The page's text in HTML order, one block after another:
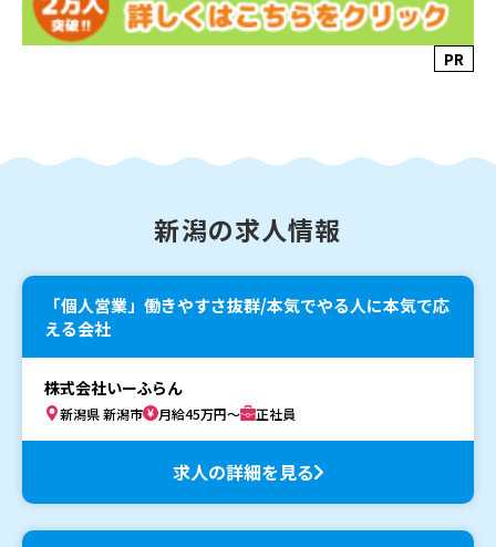
PR
新潟の求人情報
「個人営業」働きやすさ抜群/本気でやる人に本気で応
える会社
株式会社いーふらん
新潟県 新潟市 月給45万円～ 正社員
求人の詳細を見る